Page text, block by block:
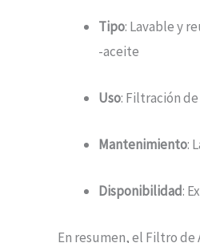
Tipo: Lavable y
-aceite
Uso: Filtración
Mantenimiento:
Disponibilidad:
En resumen, el Filtro de